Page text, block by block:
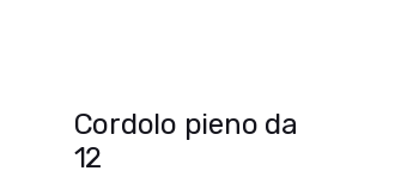
Cordolo pieno da
12